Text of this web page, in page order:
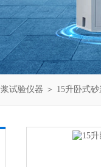
试验仪器 ＞ 15升卧式